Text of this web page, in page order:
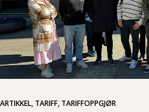
ARTIKKEL, TARIFF, TARIFFOPPGJØR